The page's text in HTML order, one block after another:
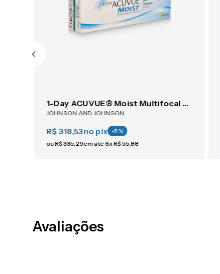
1-Day ACUVUE® Moist Multifocal 30
JOHNSON AND JOHNSON
R$ 318,53no pix -5%
ouR$335, 29em até6xR$55, 88
Avaliações